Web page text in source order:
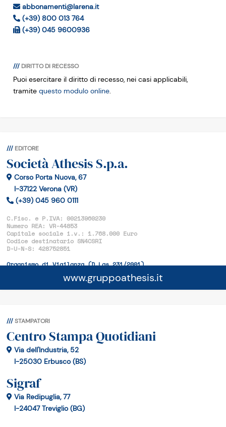
abbonamenti@larena.it
(+39) 800 013 764
(+39) 045 9600936
DIRITTO DI RECESSO
Puoi esercitare il diritto di recesso, nei casi applicabili,
tramite questo modulo online.
EDITORE
Società Athesis S.p.a.
Corso Porta Nuova, 67
I-37122 Verona (VR)
(+39) 045 960 0111
C.Fisc. e P.IVA: 00213960230
Numero REA: VR-44853
Capitale sociale i.v.: 1.768.000 Euro
Codice destinatario SN4CSRI
D-U-N-S: 428752851
Organismo di Vigilanza (D.Lgs 231/2001)
www.gruppoathesis.it
STAMPATORI
Centro Stampa Quotidiani
Via dell'Industria, 52
I-25030 Erbusco (BS)
Sigraf
Via Redipuglia, 77
I-24047 Treviglio (BG)